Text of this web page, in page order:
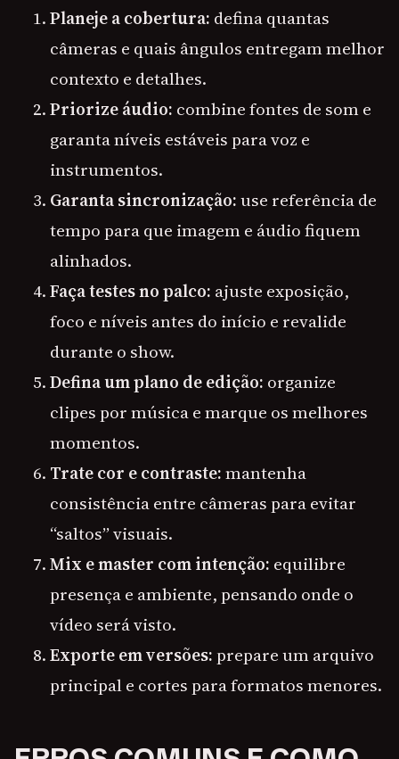
Planeje a cobertura: defina quantas
câmeras e quais ângulos entregam melhor
contexto e detalhes.
Priorize áudio: combine fontes de som e
garanta níveis estáveis para voz e
instrumentos.
Garanta sincronização:use referência de
tempo para que imagem e áudio fiquem
alinhados.
Faça testes no palco: ajuste exposição,
foco e níveis antes do início e revalide
durante o show.
Defina um plano de edição: organize
clipes por música e marque os melhores
momentos.
Trate cor e contraste:mantenha
consistência entre câmeras para evitar
“saltos” visuais.
Mix e master com intenção: equilibre
presença e ambiente, pensando onde o
vídeo será visto.
Exporte em versões:prepare um arquivo
principal e cortes para formatos menores.